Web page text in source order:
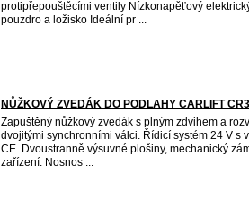
protipřepouštěcími ventily Nízkonapěťový
pouzdro a ložisko Ideální pr ...
NŮŽKOVÝ ZVEDÁK DO PODLAHY CARLIFT
Zapuštěný nůžkový zvedák s plným zdvihem a
dvojitými synchronními válci. Řídicí systém 24 V s
CE. Dvoustranně výsuvné plošiny, mechanický
zařízení. Nosnos ...